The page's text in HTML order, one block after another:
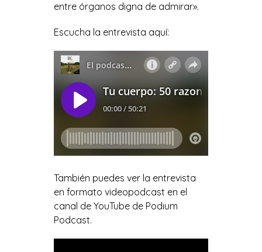
entre órganos digna de admirar».
Escucha la entrevista aquí:
También puedes ver la entrevista
en formato videopodcast en el
canal de YouTube de Podium
Podcast.